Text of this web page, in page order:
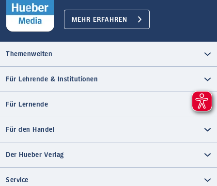
MEHR ERFAHREN
Themenwelten
Für Lehrende & Institutionen
Für Lernende
Für den Handel
Der Hueber Verlag
Service